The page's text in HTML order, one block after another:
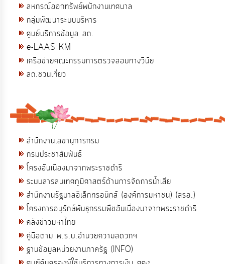
สหกรณ์ออกทรัพย์พนักงานเทศบาล
กลุ่มพัฒนาระบบบริหาร
ศูนย์บริการข้อมูล สถ.
e-LAAS KM
เครือข่ายคณะกรรมการตรวจสอบทางวินัย
สถ.ชวนเที่ยว
สำนักงานเลขานุการกรม
กรมประชาสัมพันธ์
โครงอันเนื่องมาจากพระราชดำริ
ระบบสารสนเทศภูมิศาสตร์ด้านการจัดการน้ำเสีย
สำนักงานรัฐบาลอิเล็กทรอนิกส์ (องค์การมหาชน) (สรอ.)
โครงการอนุรักษ์พันธุกรรมพืชอันเนื่องมาจากพระราชดำริ
คลังข่าวมหาไทย
คู่มือตาม พ.ร.บ.อำนวยความสดวกฯ
ฐานข้อมูลหน่วยงานภาครัฐ (INFO)